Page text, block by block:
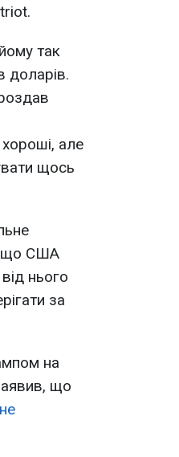
так
доларів.
але
щось
що США
нього
за
на
що